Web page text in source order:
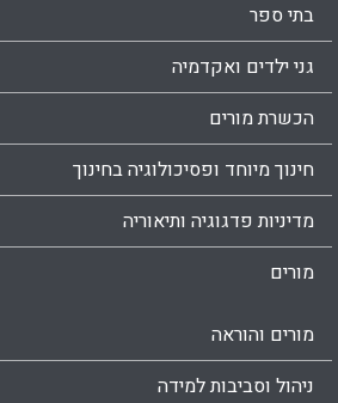
בתי ספר
גני ילדים ואקדמיה
הכשרת מורים
חינוך מיוחד ופסיכולוגיה בחינוך
מדיניות פדגוגיה ותיאוריה
מורים
מורים והוראה
ניהול וסביבות למידה